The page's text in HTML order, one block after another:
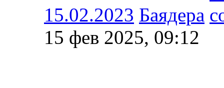
15.02.2023 Баядера
15 фев 2025, 09:12